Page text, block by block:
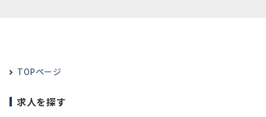
TOPページ
求人を探す